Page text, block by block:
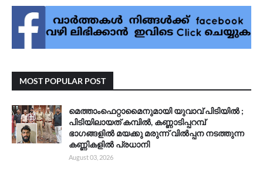
MOST POPULAR POST
മെത്താംഫെറ്റാമൈനുമായി യുവാവ് പിടിയിൽ ;
പിടിയിലായത് കമ്പിൽ, കണ്ണാടിപ്പറമ്പ്
ഭാഗങ്ങളിൽ മയക്കു മരുന്ന് വിൽപ്പന നടത്തുന്ന
കണ്ണികളിൽ പ്രധാനി
August 03, 2026